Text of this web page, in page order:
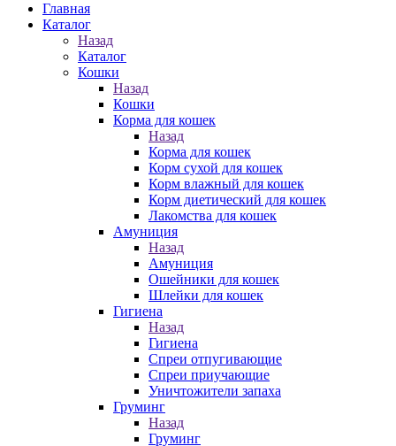
Главная
Каталог
Назад
Каталог
Кошки
Назад
Кошки
Корма для кошек
Назад
Корма для кошек
Корм сухой для кошек
Корм влажный для кошек
Корм диетический для кошек
Лакомства для кошек
Амуниция
Назад
Амуниция
Ошейники для кошек
Шлейки для кошек
Гигиена
Назад
Гигиена
Спреи отпугивающие
Спреи приучающие
Уничтожители запаха
Груминг
Назад
Груминг